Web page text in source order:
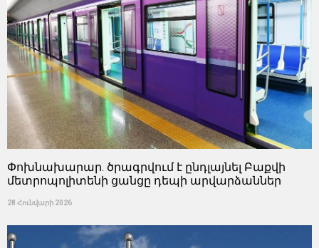
Փոխնախարար. ծրագրվում է ընդլայնել Բաքվի
մետրոպոլիտենի ցանցը դեպի արվարձաններ
28 Հունվարի 2026